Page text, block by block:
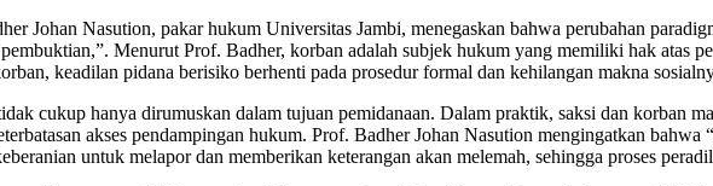
Johan Nasution, pakar hukum Universitas Jambi, menegaskan bahwa perubahan
Menurut Prof. Badher, korban adalah subjek hukum yang memiliki hak atas
keadilan pidana berisiko berhenti pada prosedur formal dan kehilangan makna
cukup hanya dirumuskan dalam tujuan pemidanaan. Dalam praktik, saksi dan korban
akses pendampingan hukum. Prof. Badher Johan Nasution mengingatkan
untuk melapor dan memberikan keterangan akan melemah, sehingga proses